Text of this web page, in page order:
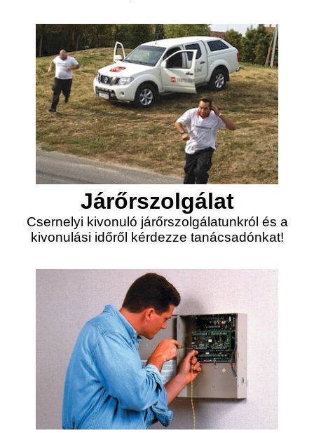
Járőrszolgálat
Csernelyi kivonuló járőrszolgálatunkról és a
kivonulási időről kérdezze tanácsadónkat!